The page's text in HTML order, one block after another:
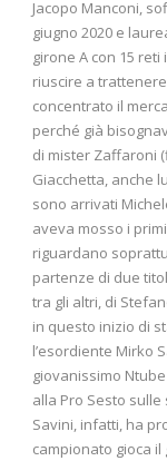
Jacopo Manconi,
giugno 2020 e
girone A con 15
riuscire a
concentrato il
perché già
di mister Zaffaroni
Giacchetta, anche
sono arrivati
aveva mosso i
riguardano
partenze di due
tra gli altri, di
in questo inizio di
l’esordiente Mirko
giovanissimo
alla Pro Sesto
Savini, infatti, ha
campionato gioca